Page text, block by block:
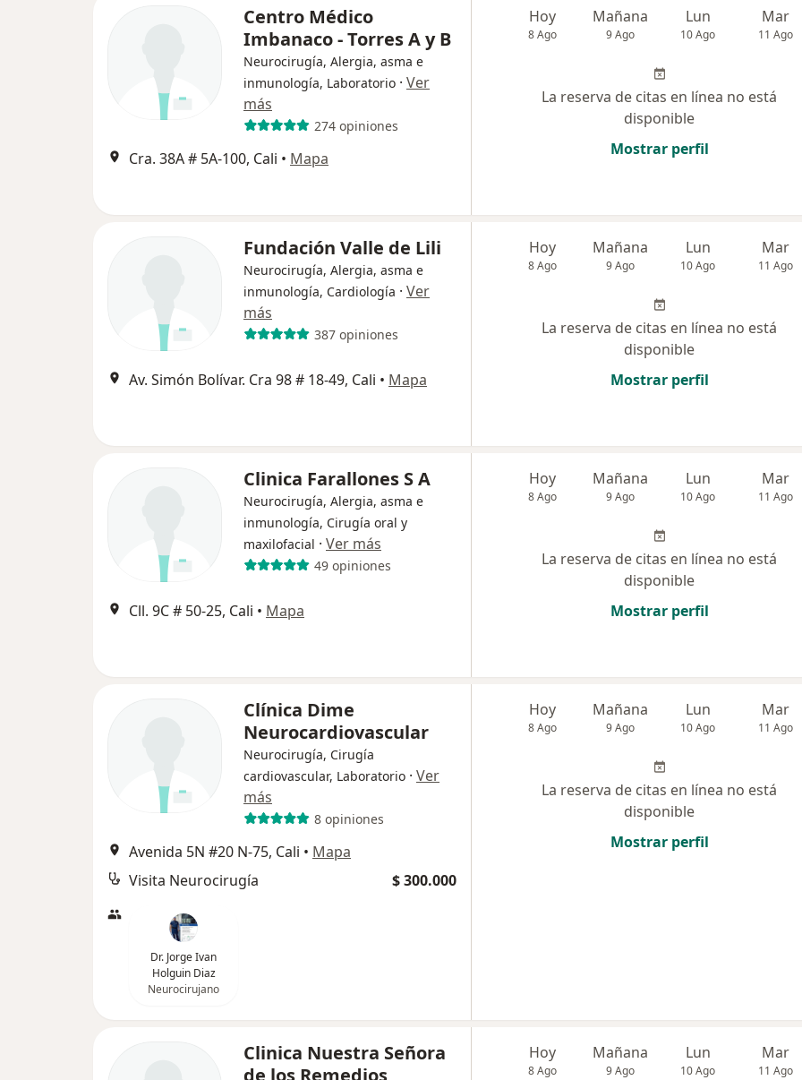
Centro Médico
Imbanaco - Torres A y B
Neurocirugía, Alergia, asma e
inmunología, Laboratorio · Ver
más
274 opiniones
Cra. 38A # 5A-100, Cali • Mapa
Hoy
8 Ago
Mañana
9 Ago
Lun
10 Ago
Mar
11 Ago
La reserva de citas en línea no está
disponible
Mostrar perfil
Fundación Valle de Lili
Neurocirugía, Alergia, asma e
inmunología, Cardiología · Ver
más
387 opiniones
Av. Simón Bolívar. Cra 98 # 18-49, Cali • Mapa
Hoy
8 Ago
Mañana
9 Ago
Lun
10 Ago
Mar
11 Ago
La reserva de citas en línea no está
disponible
Mostrar perfil
Clinica Farallones S A
Neurocirugía, Alergia, asma e
inmunología, Cirugía oral y
maxilofacial · Ver más
49 opiniones
Cll. 9C # 50-25, Cali • Mapa
Hoy
8 Ago
Mañana
9 Ago
Lun
10 Ago
Mar
11 Ago
La reserva de citas en línea no está
disponible
Mostrar perfil
Clínica Dime
Neurocardiovascular
Neurocirugía, Cirugía
cardiovascular, Laboratorio · Ver
más
8 opiniones
Avenida 5N #20 N-75, Cali • Mapa
Visita Neurocirugía
$ 300.000
Dr. Jorge Ivan
Holguin Diaz
Neurocirujano
Hoy
8 Ago
Mañana
9 Ago
Lun
10 Ago
Mar
11 Ago
La reserva de citas en línea no está
disponible
Mostrar perfil
Clinica Nuestra Señora
de los Remedios
Hoy
8 Ago
Mañana
9 Ago
Lun
10 Ago
Mar
11 Ago